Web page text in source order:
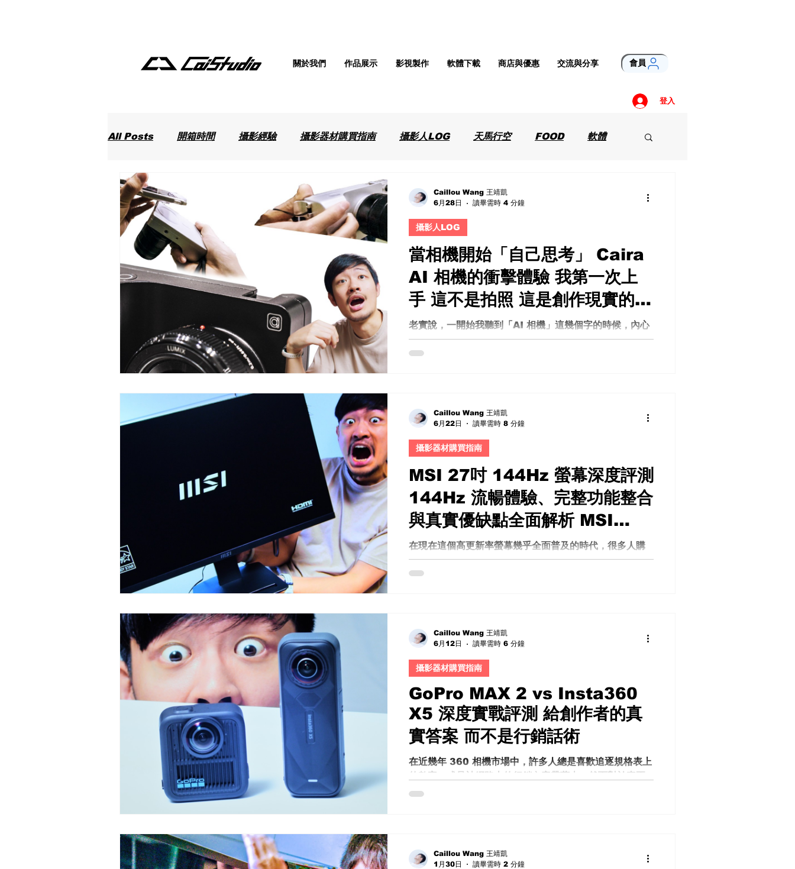
登入
All Posts 開箱時間 攝影經驗 攝影器材購買指南 攝影人LOG 天馬行空 FOOD 軟體
最新動態
當相機開始「自己思考」 Caira
AI 相機的衝擊體驗 我第一次上
手 這不是拍照 這是創作現實的入
口
老實說，一開始我聽到「AI 相機」這幾個字的時候，內心
的反應其實很直接——又來了，一個噱頭？ 但先別急著關
掉這篇，因為事情沒有這麼簡單。 這次，我第一次真正上
要選擇 這台相機最有趣、甚至有點危險的地方在於： 你可
以同時擁有「真實的拍攝」與「虛構的生成」 你拍下來的
畫面，是現實世界的光線、構圖、瞬間沒錯。但接下來，
AI 可以幫你把「不存在的東西」合理地加進去。 天空不夠
戲劇？讓它長出奇怪的雲。背景太亂？直接移除整群人。
畫面太平？AI 幫你重建一個更「有故事」的世界。 這不是
濾鏡，這是內容層級的重寫。 對誰最有殺傷力？不是攝影
師，是行銷人 如果你問我，誰會最愛這台相機？ 答案很直
接：行銷人、品牌方、電商內容製作者。 以前你要拍一張
產品照，需要什麼？ 專業攝影師 燈光配置（主燈、補光、
輪廓光） 場景設計 後期修圖 一整套流程，時間 + 成本 +
攝影人LOG
Caillou Wang 王靖凱
6月28日
讀畢需時 4 分鐘
MSI 27吋 144Hz 螢幕深度評測
144Hz 流暢體驗、完整功能整合
與真實優缺點全面解析 MSI
MP273 E14A
在現在這個高更新率螢幕幾乎全面普及的時代，很多人購
買螢幕時，已經不再只是單純追求「能亮」或「能顯示畫
面」而已。 從遊戲玩家、影音娛樂使用者，到影片剪輯工
用 開關機速度快不快 支架好不好用 OSD 功能是否完整 長
時間使用眼睛會不會疲勞 遊戲模式到底有沒有實際效果 這
次要分享的，就是 MSI 推出的一台 27 吋高更新率螢幕。
這台產品主打 144Hz 流暢畫面、內建喇叭、多種遊戲輔
助功能，以及 MSI 自家整合式的智慧功能設計。 但它到
底是真正值得入手的高 CP 值產品？還是規格漂亮但實際
體驗普通？ 這篇文章會從實際使用體驗、功能設計、顯示
效果、遊戲體驗、影像處理、操作邏輯、優缺點分析，到
適合哪些人購買，做一次完整且深入的分享。 MSI
MP273 E14A 27吋 144Hz 螢幕 評測 外觀與設計：偏
向實用導向，但仍保有電競風格 這台 MSI 27 吋螢幕整體
攝影器材購買指南
Caillou Wang 王靖凱
6月22日
讀畢需時 8 分鐘
GoPro MAX 2 vs Insta360
X5 深度實戰評測 給創作者的真
實答案 而不是行銷話術
在近幾年 360 相機市場中，許多人總是喜歡追逐規格表上
的數字，或是被網路上的行銷內容帶著走。然而對於真正
從事影像製作、商業拍攝、紀錄片製作、旅遊影片創作甚
程角度，深入分析 GoPro MAX 2 與 Insta360 X5 的
攝影器材購買指南
Caillou Wang 王靖凱
6月12日
讀畢需時 6 分鐘
Caillou Wang 王靖凱
1月30日
讀畢需時 2 分鐘
關於我們 作品展示 影視製作 軟體下載 商店與優惠 交流與分享 會員